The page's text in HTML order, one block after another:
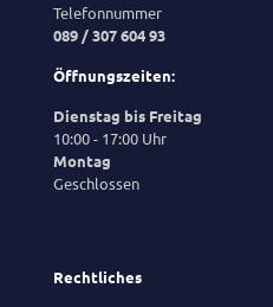
Telefonnummer
089 / 307 604 93
Öffnungszeiten:
Dienstag bis Freitag
10:00 - 17:00 Uhr
Montag
Geschlossen
Rechtliches